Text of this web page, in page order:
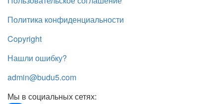
Политика конфиденциальности
Copyright
Нашли ошибку?
admin@budu5.com
Мы в социальных сетях: